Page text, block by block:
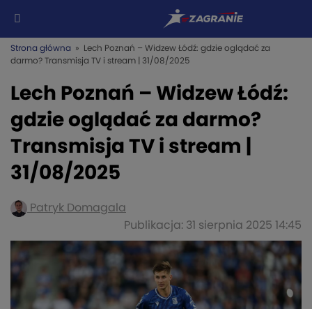
Strona główna » Lech Poznań – Widzew Łódź: gdzie oglądać za
darmo? Transmisja TV i stream | 31/08/2025
Lech Poznań – Widzew Łódź:
gdzie oglądać za darmo?
Transmisja TV i stream |
31/08/2025
Patryk Domagala
Publikacja: 31 sierpnia 2025 14:45